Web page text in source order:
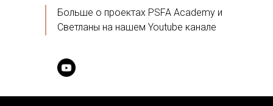
Больше о проектах PSFA Academy и
Светланы на нашем Youtube канале